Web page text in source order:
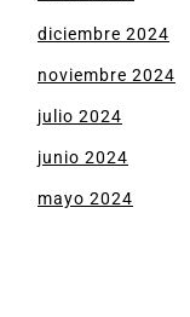
diciembre 2024
noviembre 2024
julio 2024
junio 2024
mayo 2024